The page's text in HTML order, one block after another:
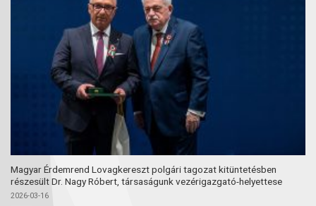
Magyar Érdemrend Lovagkereszt polgári tagozat kitüntetésben
részesült Dr. Nagy Róbert, társaságunk vezérigazgató-helyettese
2026-03-16